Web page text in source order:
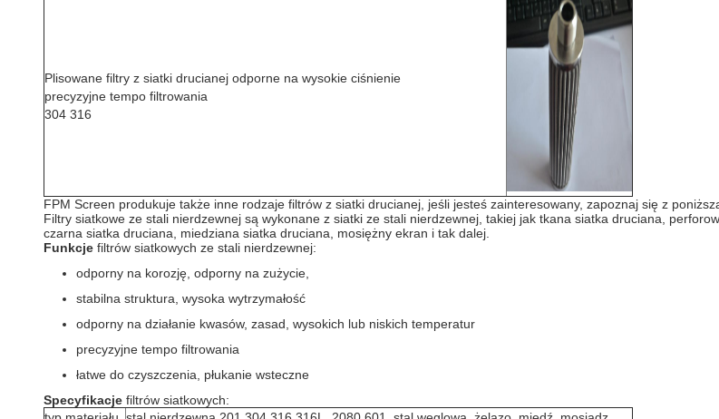
Plisowane filtry z siatki drucianej odporne na wysokie ciśnienie
precyzyjne tempo filtrowania
304 316
FPM Screen produkuje także inne rodzaje filtrów z siatki drucianej, jeśli jesteś zainteresowany, zapoznaj się z
Filtry siatkowe ze stali nierdzewnej są wykonane z siatki ze stali nierdzewnej, takiej jak tkana siatka druciana,
czarna siatka druciana, miedziana siatka druciana, mosiężny ekran i tak dalej.
Funkcje filtrów siatkowych ze stali nierdzewnej:
odporny na korozję, odporny na zużycie,
stabilna struktura, wysoka wytrzymałość
odporny na działanie kwasów, zasad, wysokich lub niskich temperatur
precyzyjne tempo filtrowania
łatwe do czyszczenia, płukanie wsteczne
Specyfikacje filtrów siatkowych: